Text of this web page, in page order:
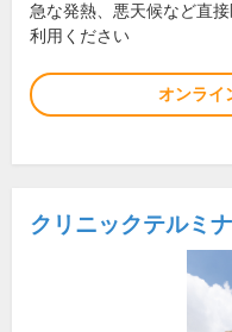
急な発熱、悪天候など直
利用ください
オンライ
クリニックテルミナ